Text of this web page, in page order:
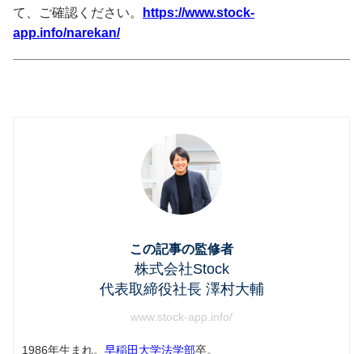
て、ご確認ください。
https://www.stock-
app.info/narekan/
この記事の監修者
株式会社Stock
代表取締役社長 澤村大輔
www.stock-app.info/
1986年生まれ。 早稲田大学法学部卒。